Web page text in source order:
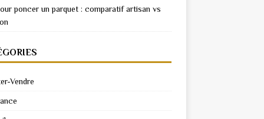
poncer un parquet : comparatif artisan vs
Vendre